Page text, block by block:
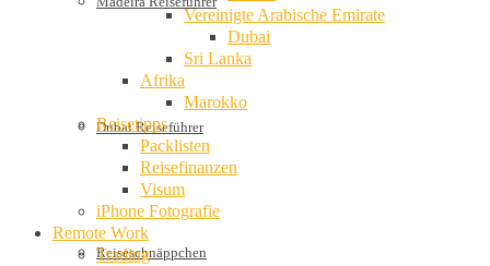
Dubai Reiseführer
Reiseschnäppchen
Vereinigte Arabische Emirate
Dubai
Sri Lanka
Afrika
Marokko
Reisetipps
Packlisten
Reisefinanzen
Visum
iPhone Fotografie
Remote Work
Trading